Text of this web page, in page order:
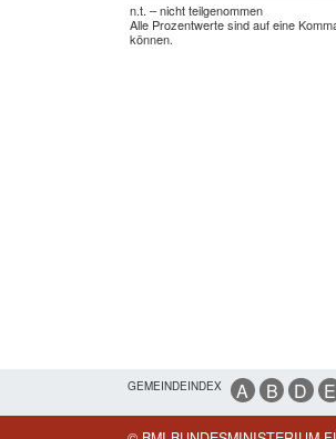
n.t. – nicht teilgenommen
Alle Prozentwerte sind auf eine
können.
GEMEINDEINDEX A B D E